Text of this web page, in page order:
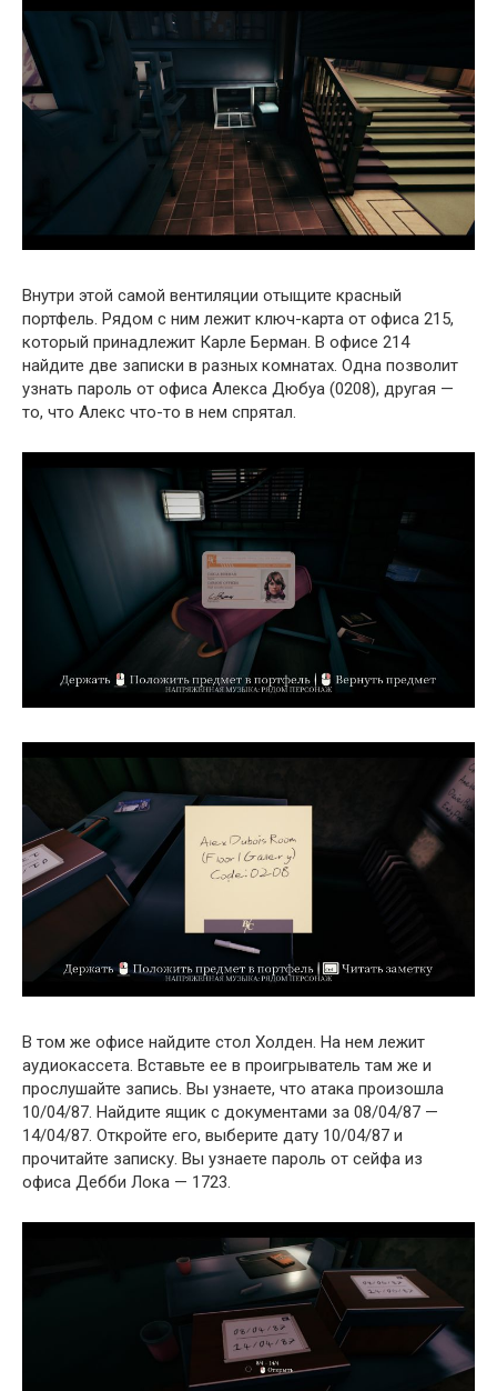
Внутри этой самой вентиляции отыщите красный
портфель. Рядом с ним лежит ключ-карта от офиса 215,
который принадлежит Карле Берман. В офисе 214
найдите две записки в разных комнатах. Одна позволит
узнать пароль от офиса Алекса Дюбуа (0208), другая —
то, что Алекс что-то в нем спрятал.
В том же офисе найдите стол Холден. На нем лежит
аудиокассета. Вставьте ее в проигрыватель там же и
прослушайте запись. Вы узнаете, что атака произошла
10/04/87. Найдите ящик с документами за 08/04/87 —
14/04/87. Откройте его, выберите дату 10/04/87 и
прочитайте записку. Вы узнаете пароль от сейфа из
офиса Дебби Лока — 1723.